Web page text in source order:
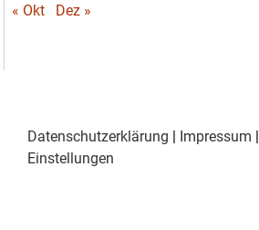
« Okt
Dez »
Datenschutzerklärung | Impressum |
Einstellungen